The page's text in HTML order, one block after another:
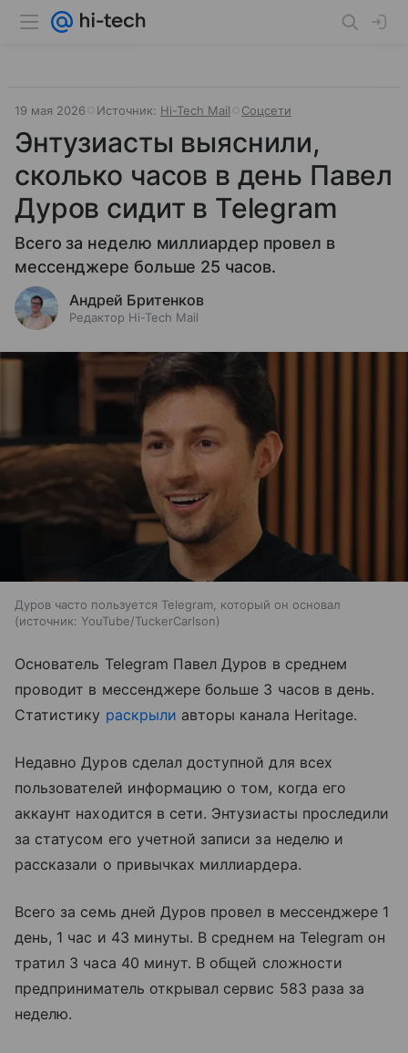
19 мая 2026 Источник: Hi-Tech Mail Соцсети
Энтузиасты выяснили,
сколько часов в день Павел
Дуров сидит в Telegram
Всего за неделю миллиардер провел в
мессенджере больше 25 часов.
Андрей Бритенков
Редактор Hi-Tech Mail
Дуров часто пользуется Telegram, который он основал
источник: YouTube/TuckerCarlson
Основатель Telegram Павел Дуров в среднем
проводит в мессенджере больше 3 часов в день.
Статистику раскрыли авторы канала Heritage.
Недавно Дуров сделал доступной для всех
пользователей информацию о том, когда его
аккаунт находится в сети. Энтузиасты проследили
за статусом его учетной записи за неделю и
рассказали о привычках миллиардера.
Всего за семь дней Дуров провел в мессенджере 1
день, 1 час и 43 минуты. В среднем на Telegram он
тратил 3 часа 40 минут. В общей сложности
предприниматель открывал сервис 583 раза за
неделю.